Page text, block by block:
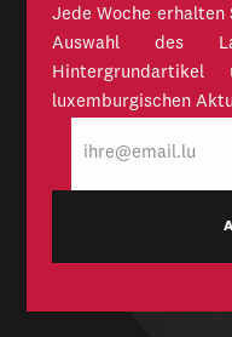
Jede Woche erhalten
Auswahl des
luxemburgischen
Mail